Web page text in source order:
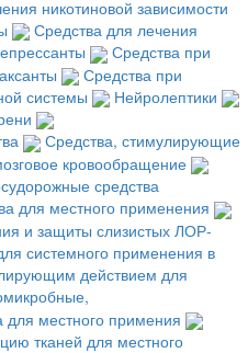
никотиновой зависимости
Средства для лечения
Средства при
Средства при
системы
Нейролептики
Средства, стимулирующие
кровообращение
средства
для местного применения
и защиты слизистых ЛОР-
системного применения в
действием для
для местного примения
тканей для местного